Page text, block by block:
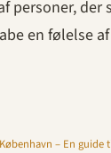
personer, der
en følelse